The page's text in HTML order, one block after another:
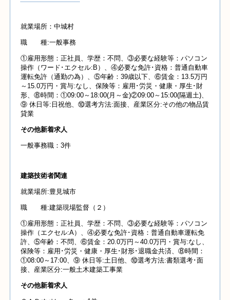
就業場所：中城村
職 種:一般事務
①雇用形態：正社員、学歴：不問、③必要な経験等：パソコン
操作（ワード･エクセル:B）、④必要な免許･資格：普通自動車
運転免許（通勤の為）、⑤年齢：39歳以下、⑥賃金：13.5万円
～15.0万円・賞与:なし、保険等：雇用･労災・健康・厚生･財
形、⑧時間：①09:00～18:00(月～金)②09:00～15:00(隔週土)、
⑨ 休日等:日祝他、⑩選考方法:面接、産業区分:その他の物品賃
貸業
その他新着求人
一般事務職：3件
建築技術者関連
就業場所:豊見城市
職 種:建築現場監督（２）
①雇用形態：正社員、学歴：不問、③必要な経験等：パソコン
操作（エクセル:A）、④必要な免許･資格：普通自動車運転免
許、⑤年齢：不問、⑥賃金：20.0万円～40.0万円・賞与:なし、
保険等：雇用･労災・健康・厚生･財形･退職金共済、⑧時間：
①08:00～17:00、⑨ 休日等:土日他、⑩選考方法:書類選考･面
接、産業区分:一般土木建築工事業
その他新着求人